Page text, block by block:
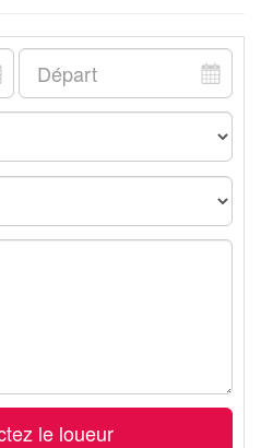
le loueur